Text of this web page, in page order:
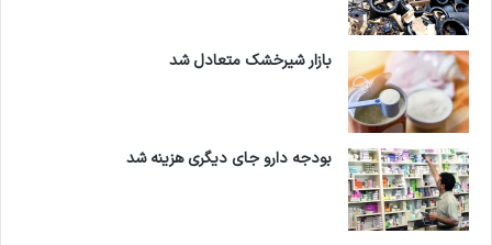
بازار شیرخشک متعادل شد
بودجه دارو جای دیگری هزینه شد